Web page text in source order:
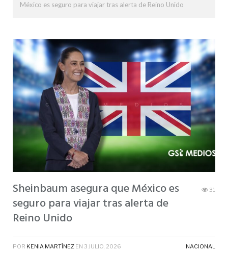
México es seguro para viajar tras alerta de Reino Unido
Sheinbaum asegura que México es
seguro para viajar tras alerta de
Reino Unido
31
POR KENIA MARTÍNEZ EN 3 JULIO, 2026 NACIONAL